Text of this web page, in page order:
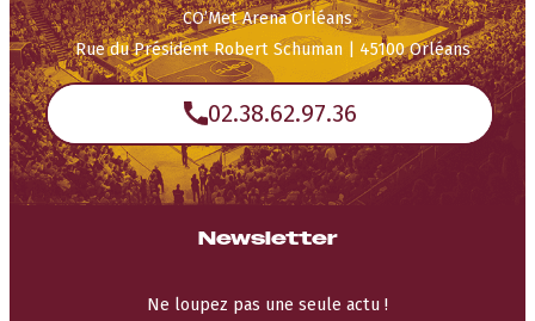
CO’Met Arena Orléans
Rue du Président Robert Schuman | 45100 Orléans
02.38.62.97.36
Newsletter
Ne loupez pas une seule actu !